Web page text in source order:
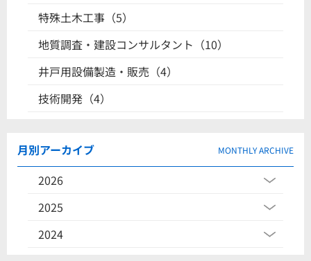
特殊土木工事（5）
地質調査・建設コンサルタント（10）
井戸用設備製造・販売（4）
技術開発（4）
月別アーカイブ MONTHLY ARCHIVE
2026
2025
2024